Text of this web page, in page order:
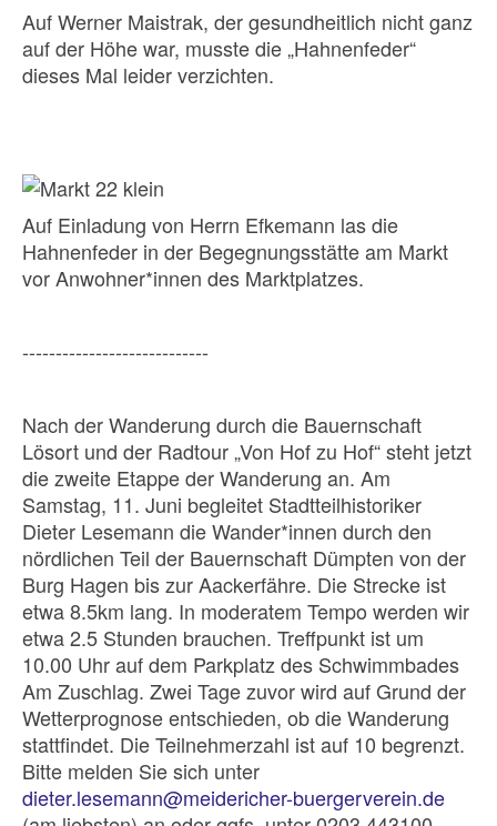
Auf Werner Maistrak, der gesundheitlich nicht ganz
auf der Höhe war, musste die „Hahnenfeder“
dieses Mal leider verzichten.
Auf Einladung von Herrn Efkemann las die
Hahnenfeder in der Begegnungsstätte am Markt
vor Anwohner*innen des Marktplatzes.
----------------------------
Nach der Wanderung durch die Bauernschaft
Lösort und der Radtour „Von Hof zu Hof“ steht jetzt
die zweite Etappe der Wanderung an. Am
Samstag, 11. Juni begleitet Stadtteilhistoriker
Dieter Lesemann die Wander*innen durch den
nördlichen Teil der Bauernschaft Dümpten von der
Burg Hagen bis zur Aackerfähre. Die Strecke ist
etwa 8.5km lang. In moderatem Tempo werden wir
etwa 2.5 Stunden brauchen. Treffpunkt ist um
10.00 Uhr auf dem Parkplatz des Schwimmbades
Am Zuschlag. Zwei Tage zuvor wird auf Grund der
Wetterprognose entschieden, ob die Wanderung
stattfindet. Die Teilnehmerzahl ist auf 10 begrenzt.
Bitte melden Sie sich unter
dieter.lesemann@meidericher-buergerverein.de